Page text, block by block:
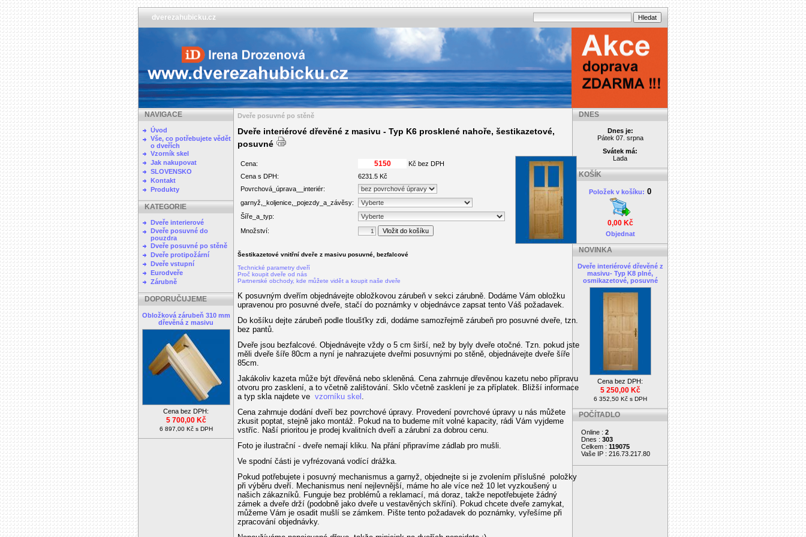
dverezahubicku.cz
NAVIGACE
Úvod
Vše, co potřebujete vědět
o dveřích
Vzorník skel
Jak nakupovat
SLOVENSKO
Kontakt
Produkty
KATEGORIE
Dveře interierové
Dveře posuvné do
pouzdra
Dveře posuvné po stěně
Dveře protipožární
Dveře vstupní
Eurodveře
Zárubně
DOPORUČUJEME
Obložková zárubeň 310 mm
dřevěná z masivu
Cena bez DPH:
5 700,00 Kč
6 897,00 Kč s DPH
Dveře posuvné po stěně
Dveře interiérové dřevěné z masivu - Typ K6 prosklené nahoře, šestikazetové,
posuvné
Cena:
Kč bez DPH
Cena s DPH:
6231.5 Kč
Povrchová_úprava__interiér:
garnyž,_koljenice,_pojezdy_a_závěsy:
Šíře_a_typ:
Množství:
Šestikazetové vnitřní dveře z masivu posuvné, bezfalcové
Technické parametry dveří
Proč koupit dveře od nás
Partnerské obchody, kde můžete vidět a koupit naše dveře
K posuvným dveřím objednávejte obložkovou zárubeň v sekci zárubně. Dodáme Vám obložku
upravenou pro posuvné dveře, stačí do poznámky v objednávce zapsat tento Váš požadavek.
Do košíku dejte zárubeň podle tloušťky zdi, dodáme samozřejmě zárubeň pro posuvné dveře, tzn.
bez pantů.
Dveře jsou bezfalcové. Objednávejte vždy o 5 cm širší, než by byly dveře otočné. Tzn. pokud jste
měli dveře šíře 80cm a nyní je nahrazujete dveřmi posuvnými po stěně, objednávejte dveře šíře
85cm.
Jakákoliv kazeta může být dřevěná nebo skleněná. Cena zahrnuje dřevěnou kazetu nebo přípravu
otvoru pro zasklení, a to včetně zalištování. Sklo včetně zasklení je za příplatek. Bližší informace
a typ skla najdete ve vzorníku skel .
Cena zahrnuje dodání dveří bez povrchové úpravy. Provedení povrchové úpravy u nás můžete
zkusit poptat, stejně jako montáž. Pokud na to budeme mít volné kapacity, rádi Vám vyjdeme
vstříc. Naší prioritou je prodej kvalitních dveří a zárubní za dobrou cenu.
Foto je ilustrační - dveře nemají kliku. Na přání připravíme zádlab pro mušli.
Ve spodní části je vyfrézovaná vodící drážka.
Pokud potřebujete i posuvný mechanismus a garnyž, objednejte si je zvolením příslušné položky
při výběru dveří. Mechanismus není nejlevnější, máme ho ale více než 10 let vyzkoušený u
našich zákazníků. Funguje bez problémů a reklamací, má doraz, takže nepotřebujete žádný
zámek a dveře drží (podobně jako dveře u vestavěných skříní). Pokud chcete dveře zamykat,
můžeme Vám je osadit mušlí se zámkem. Pište tento požadavek do poznámky, vyřešíme při
zpracování objednávky.
DNES
Dnes je:
Pátek 07. srpna
Svátek má:
Lada
KOŠÍK
Položek v košíku: 0
0,00 Kč
Objednat
NOVINKA
Dveře interiérové dřevěné z
masivu- Typ K8 plné,
osmikazetové, posuvné
Cena bez DPH:
5 250,00 Kč
6 352,50 Kč s DPH
POČÍTADLO
Online : 2
Dnes : 303
Celkem : 119075
Vaše IP : 216.73.217.80